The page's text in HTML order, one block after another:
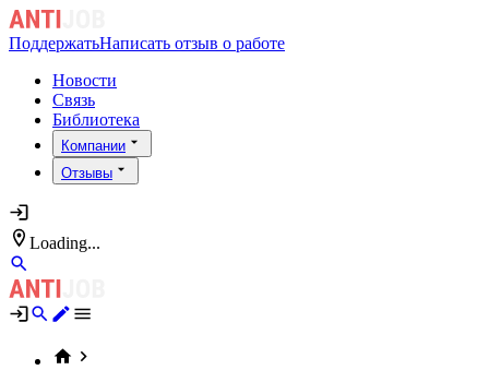
ПоддержатьНаписать отзыв о работе
Новости
Связь
Библиотека
Компании
Отзывы
Loading...